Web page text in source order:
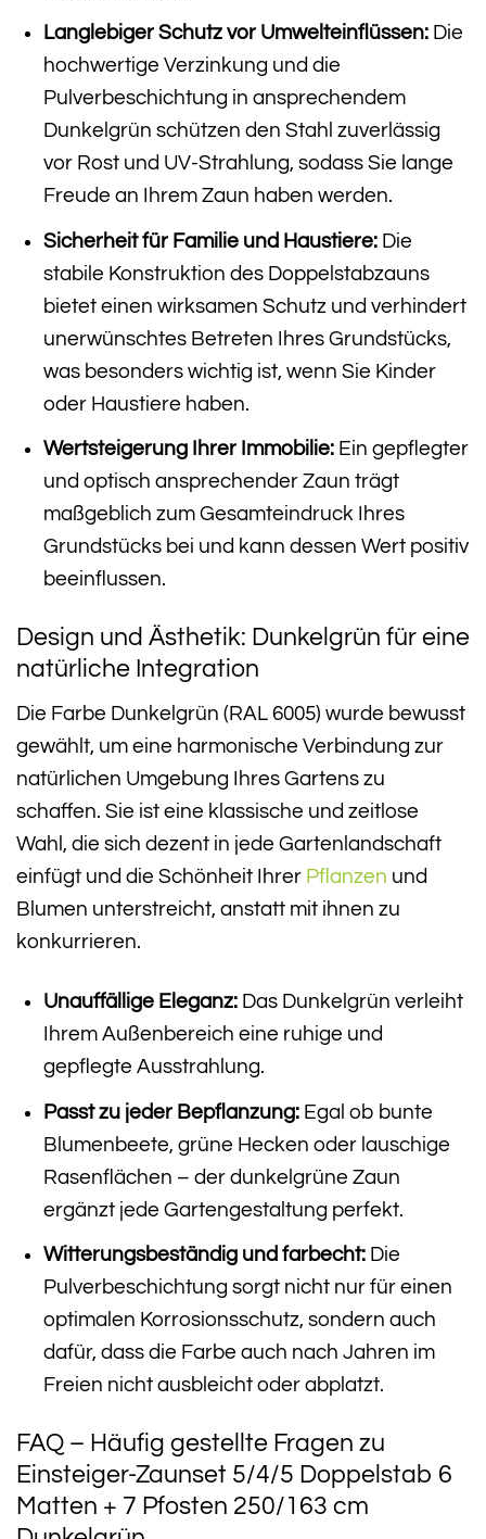
Langlebiger Schutz vor Umwelteinflüssen:Die
hochwertige Verzinkung und die
Pulverbeschichtung in ansprechendem
Dunkelgrün schützen den Stahl zuverlässig
vor Rost und UV-Strahlung, sodass Sie lange
Freude an Ihrem Zaun haben werden.
Sicherheit für Familie und Haustiere:Die
stabile Konstruktion des Doppelstabzauns
bietet einen wirksamen Schutz und verhindert
unerwünschtes Betreten Ihres Grundstücks,
was besonders wichtig ist, wenn Sie Kinder
oder Haustiere haben.
Wertsteigerung Ihrer Immobilie:Ein gepflegter
und optisch ansprechender Zaun trägt
maßgeblich zum Gesamteindruck Ihres
Grundstücks bei und kann dessen Wert positiv
beeinflussen.
Design und Ästhetik: Dunkelgrün für eine
natürliche Integration
Die Farbe Dunkelgrün (RAL 6005) wurde bewusst
gewählt, um eine harmonische Verbindung zur
natürlichen Umgebung Ihres Gartens zu
schaffen. Sie ist eine klassische und zeitlose
Wahl, die sich dezent in jede Gartenlandschaft
einfügt und die Schönheit Ihrer Pflanzen und
Blumen unterstreicht, anstatt mit ihnen zu
konkurrieren.
Unauffällige Eleganz:Das Dunkelgrün verleiht
Ihrem Außenbereich eine ruhige und
gepflegte Ausstrahlung.
Passt zu jeder Bepflanzung:Egal ob bunte
Blumenbeete, grüne Hecken oder lauschige
Rasenflächen – der dunkelgrüne Zaun
ergänzt jede Gartengestaltung perfekt.
Witterungsbeständig und farbecht:Die
Pulverbeschichtung sorgt nicht nur für einen
optimalen Korrosionsschutz, sondern auch
dafür, dass die Farbe auch nach Jahren im
Freien nicht ausbleicht oder abplatzt.
FAQ – Häufig gestellte Fragen zu
Einsteiger-Zaunset 5/4/5 Doppelstab 6
Matten + 7 Pfosten 250/163 cm